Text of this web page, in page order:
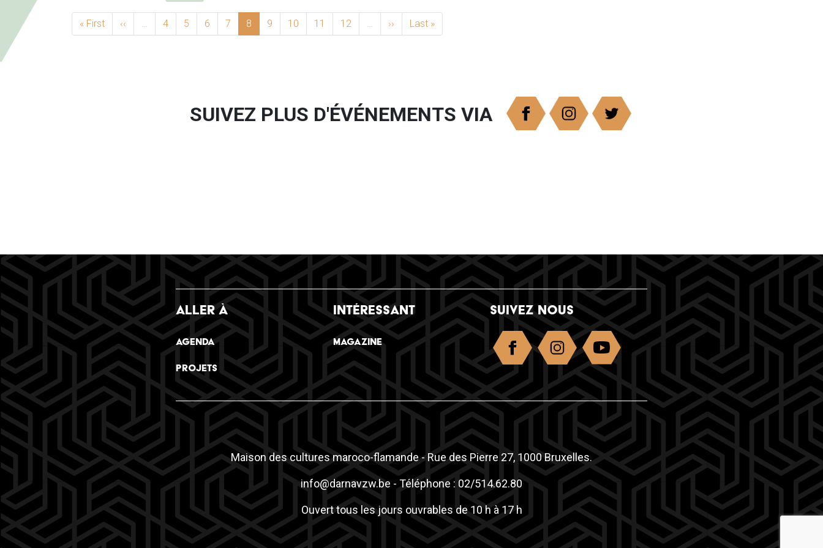
PAGINATION
« First First page
‹‹ Previous page
… 4 5 6 7 8 9 10 11 12 … ›› Next page
Last »
SUIVEZ PLUS D'ÉVÉNEMENTS VIA
ALLER À
Agenda
Projets
INTÉRESSANT
Magazine
SUIVEZ NOUS
Maison des cultures maroco-flamande - Rue des Pierre 27, 1000 Bruxelles.
info@darnavzw.be - Téléphone : 02/514.62.80
Ouvert tous les jours ouvrables de 10 h à 17 h